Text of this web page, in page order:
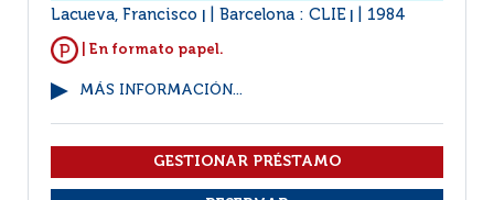
Lacueva, Francisco Barcelona : CLIE 1984
| En formato papel.
MÁS INFORMACIÓN...